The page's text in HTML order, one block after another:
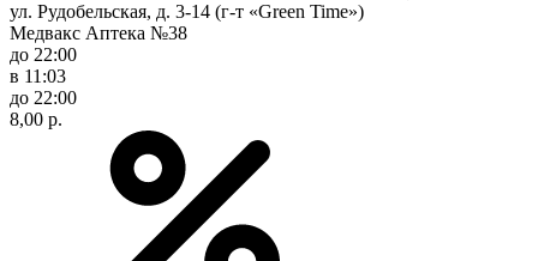
ул. Рудобельская, д. 3-14 (г-т «Green Time»)
Медвакс Аптека №38
до 22:00
в 11:03
до 22:00
8,00 р.